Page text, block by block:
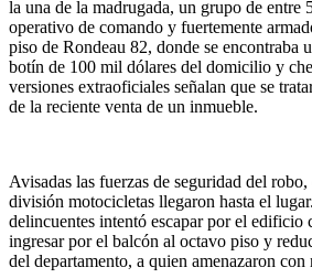
la una de la madrugada, un grupo de entre
operativo de comando y fuertemente
piso de Rondeau 82, donde se encontraba
botín de 100 mil dólares del domicilio y
versiones extraoficiales señalan que se
de la reciente venta de un inmueble.
Avisadas las fuerzas de seguridad del
división motocicletas llegaron hasta el
delincuentes intentó escapar por el edificio
ingresar por el balcón al octavo piso y
del departamento, a quien amenazaron con